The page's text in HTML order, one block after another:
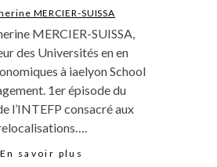
MERCIER-SUISSA
MERCIER-SUISSA,
des Universités en en
à iaelyon School
1er épisode du
l’INTEFP consacré aux
En savoir plus